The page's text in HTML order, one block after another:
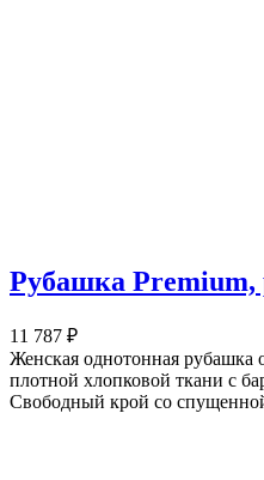
Рубашка Premium,
11 787 ₽
Женская однотонная рубашка
плотной хлопковой ткани с
Свободный крой со